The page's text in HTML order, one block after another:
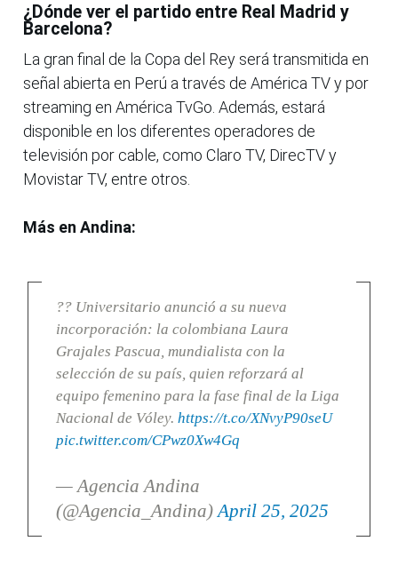
¿Dónde ver el partido entre Real Madrid y
Barcelona?
La gran final de la Copa del Rey será transmitida en
señal abierta en Perú a través de América TV y por
streaming en América TvGo. Además, estará
disponible en los diferentes operadores de
televisión por cable, como Claro TV, DirecTV y
Movistar TV, entre otros.
Más en Andina:
?? Universitario anunció a su nueva
incorporación: la colombiana Laura
Grajales Pascua, mundialista con la
selección de su país, quien reforzará al
equipo femenino para la fase final de la Liga
Nacional de Vóley. https://t.co/XNvyP90seU
pic.twitter.com/CPwz0Xw4Gq
— Agencia Andina
(@Agencia_Andina) April 25, 2025